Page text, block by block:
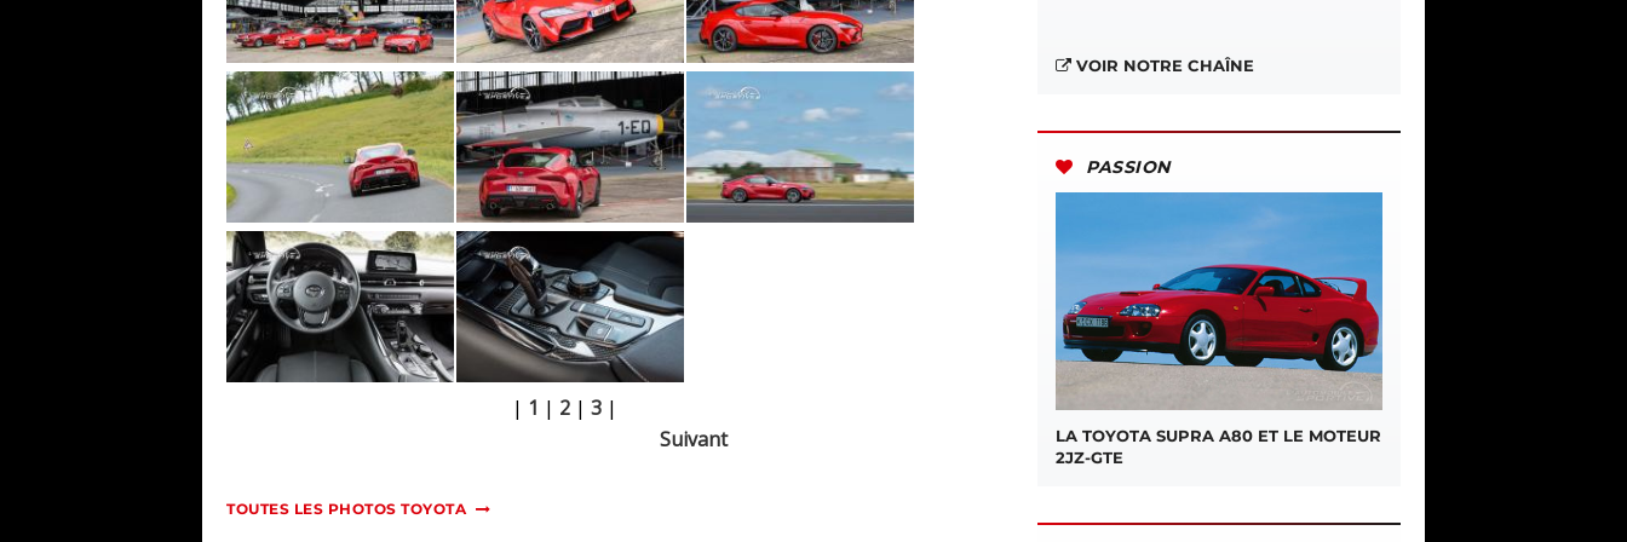
| 1 | 2 | 3 |
Suivant
TOUTES LES PHOTOS TOYOTA
VOIR NOTRE CHAÎNE
PASSION
LA TOYOTA SUPRA A80 ET LE MOTEUR
2JZ-GTE